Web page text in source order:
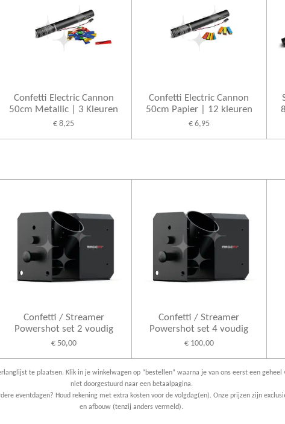
Confetti Electric Cannon
50cm Metallic | 3 Kleuren
€ 8,25
Confetti Electric Cannon
50cm Papier | 12 kleuren
€ 6,95
Confetti / Streamer
Powershot set 2 voudig
€ 50,00
Confetti / Streamer
Powershot set 4 voudig
€ 100,00
te plaatsen. Klik in je winkelwagen op “bestellen” waarna je van ons eerst een
niet doorgestuurd naar een betaalpagina.
eventdagen? Houd rekening met extra kosten voor de volgdag(en). Onze prijzen zijn
en afbouw (tenzij anders vermeld).